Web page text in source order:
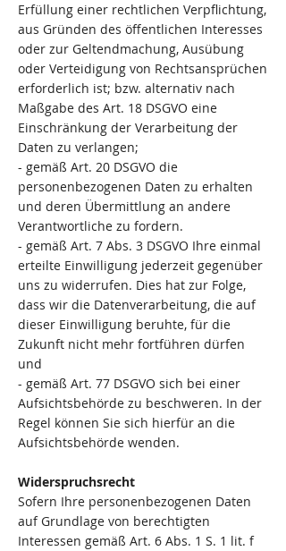
Erfüllung einer rechtlichen Verpflichtung,
aus Gründen des öffentlichen Interesses
oder zur Geltendmachung, Ausübung
oder Verteidigung von Rechtsansprüchen
erforderlich ist; bzw. alternativ nach
Maßgabe des Art. 18 DSGVO eine
Einschränkung der Verarbeitung der
Daten zu verlangen;
- gemäß Art. 20 DSGVO die
personenbezogenen Daten zu erhalten
und deren Übermittlung an andere
Verantwortliche zu fordern.
- gemäß Art. 7 Abs. 3 DSGVO Ihre einmal
erteilte Einwilligung jederzeit gegenüber
uns zu widerrufen. Dies hat zur Folge,
dass wir die Datenverarbeitung, die auf
dieser Einwilligung beruhte, für die
Zukunft nicht mehr fortführen dürfen
und
- gemäß Art. 77 DSGVO sich bei einer
Aufsichtsbehörde zu beschweren. In der
Regel können Sie sich hierfür an die
Aufsichtsbehörde wenden.
Widerspruchsrecht
Sofern Ihre personenbezogenen Daten
auf Grundlage von berechtigten
Interessen gemäß Art. 6 Abs. 1 S. 1 lit. f